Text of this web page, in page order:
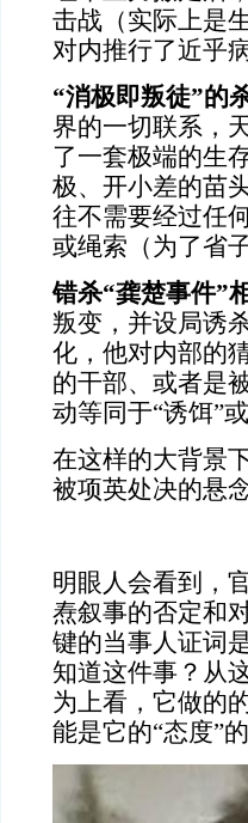
击战（实际上是
对内推行了近乎
“消极即叛徒”的
界的一切联系，
了一套极端的生
极、开小差的苗
往不需要经过任
或绳索（为了省
错杀“龚楚事件”
叛变，并设局诱
化，他对内部的
的干部、或者是
动等同于“诱饵”或
在这样的大背景
被项英处决的悬
明眼人会看到，
焘叙事的否定和
键的当事人证词
知道这件事？从
为上看，它做的
能是它的“态度”